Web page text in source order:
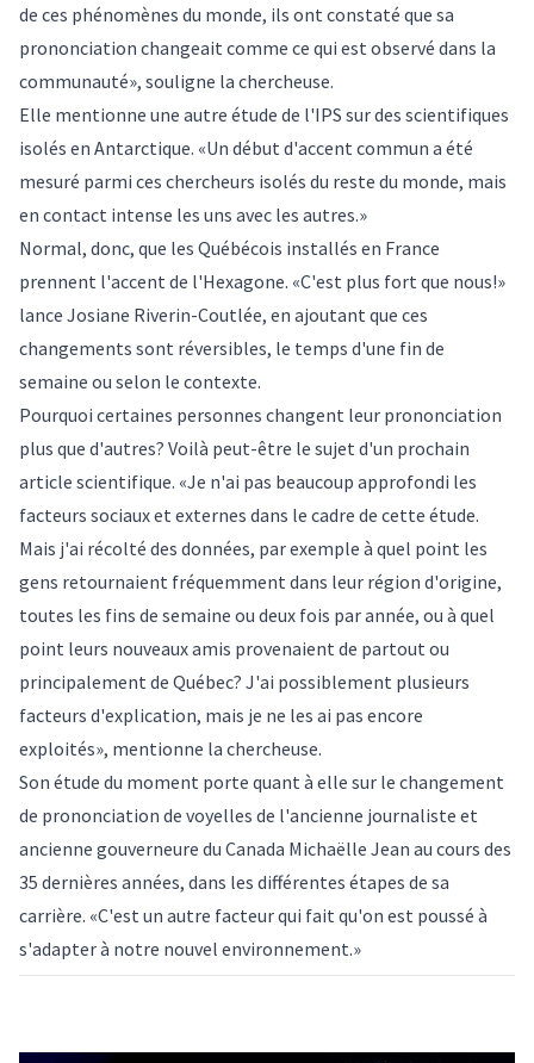
de ces phénomènes du monde, ils ont constaté que sa
prononciation changeait comme ce qui est observé dans la
communauté», souligne la chercheuse.
Elle mentionne une autre étude de l'IPS sur des scientifiques
isolés en Antarctique. «Un début d'accent commun a été
mesuré parmi ces chercheurs isolés du reste du monde, mais
en contact intense les uns avec les autres.»
Normal, donc, que les Québécois installés en France
prennent l'accent de l'Hexagone. «C'est plus fort que nous!»
lance Josiane Riverin-Coutlée, en ajoutant que ces
changements sont réversibles, le temps d'une fin de
semaine ou selon le contexte.
Pourquoi certaines personnes changent leur prononciation
plus que d'autres? Voilà peut-être le sujet d'un prochain
article scientifique. «Je n'ai pas beaucoup approfondi les
facteurs sociaux et externes dans le cadre de cette étude.
Mais j'ai récolté des données, par exemple à quel point les
gens retournaient fréquemment dans leur région d'origine,
toutes les fins de semaine ou deux fois par année, ou à quel
point leurs nouveaux amis provenaient de partout ou
principalement de Québec? J'ai possiblement plusieurs
facteurs d'explication, mais je ne les ai pas encore
exploités», mentionne la chercheuse.
Son étude du moment porte quant à elle sur le changement
de prononciation de voyelles de l'ancienne journaliste et
ancienne gouverneure du Canada Michaëlle Jean au cours des
35 dernières années, dans les différentes étapes de sa
carrière. «C'est un autre facteur qui fait qu'on est poussé à
s'adapter à notre nouvel environnement.»